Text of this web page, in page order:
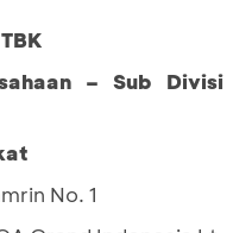
– Sub Divisi
No. 1